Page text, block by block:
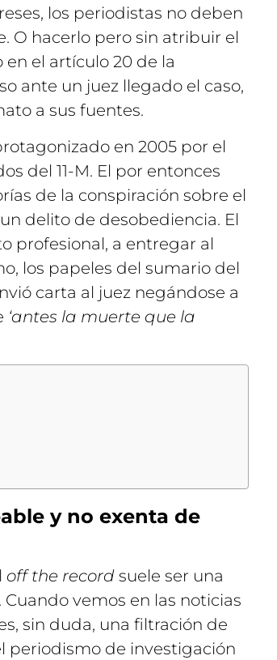
los periodistas no deben
O hacerlo pero sin atribuir el
el artículo 20 de la
ante un juez llegado el caso,
a sus fuentes.
en 2005 por el
del 11-M. El por entonces
de la conspiración sobre el
delito de desobediencia. El
profesional, a entregar al
los papeles del sumario del
carta al juez negándose a
‘antes la muerte que la
y no exenta de
off the recordsuele ser una
vemos en las noticias
sin duda, una filtración de
periodismo de investigación